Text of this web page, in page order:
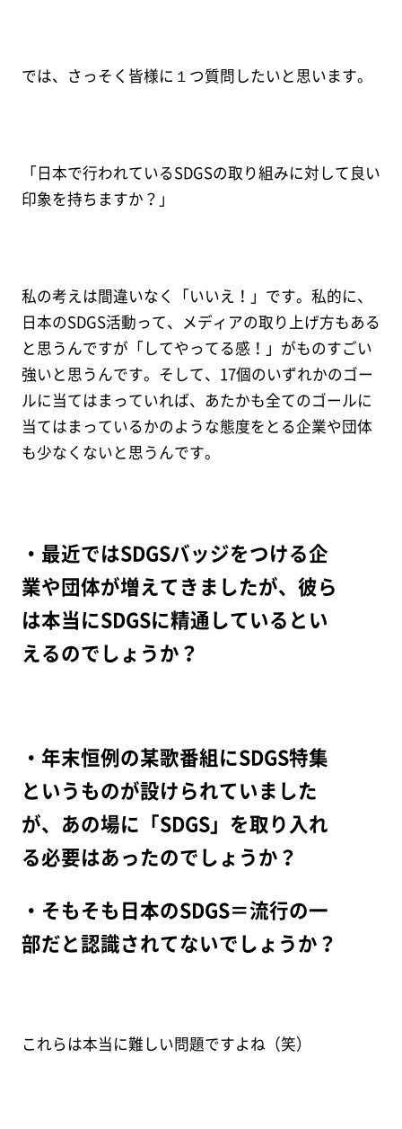
では、さっそく皆様に１つ質問したいと思います。
「日本で行われているSDGSの取り組みに対して良い
印象を持ちますか？」
私の考えは間違いなく「いいえ！」です。私的に、
日本のSDGS活動って、メディアの取り上げ方もある
と思うんですが「してやってる感！」がものすごい
強いと思うんです。そして、17個のいずれかのゴー
ルに当てはまっていれば、あたかも全てのゴールに
当てはまっているかのような態度をとる企業や団体
も少なくないと思うんです。
・最近ではSDGSバッジをつける企
業や団体が増えてきましたが、彼ら
は本当にSDGSに精通しているとい
えるのでしょうか？
・年末恒例の某歌番組にSDGS特集
というものが設けられていました
が、あの場に「SDGS」を取り入れ
る必要はあったのでしょうか？
・そもそも日本のSDGS＝流行の一
部だと認識されてないでしょうか？
これらは本当に難しい問題ですよね（笑）